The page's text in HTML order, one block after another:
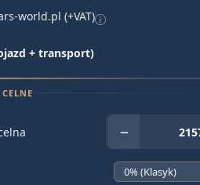
world.pl (+VAT)
+ transport)
−